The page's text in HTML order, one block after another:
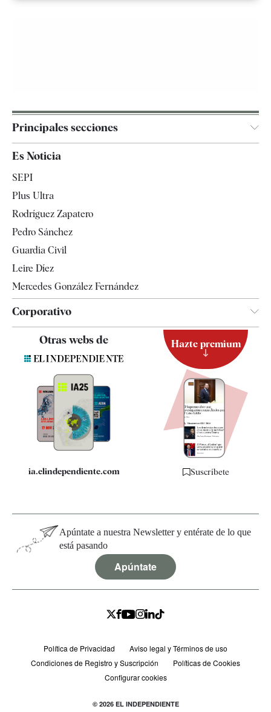
Principales secciones
España
Televisión
Es Noticia
SEPI
Plus Ultra
Rodríguez Zapatero
Pedro Sánchez
Guardia Civil
Leire Díez
Mercedes González Fernández
Corporativo
Contacto
Quiénes somos
Especificaciones
Otras webs de
ia.elindependiente.com
Hazte premium
Suscríbete
Apúntate a nuestra Newsletter y entérate de lo que
está pasando
Apúntate
Política de Privacidad
Aviso legal y Términos de uso
Condiciones de Registro y Suscripción
Políticas de Cookies
Configurar cookies
© 2026 EL INDEPENDIENTE